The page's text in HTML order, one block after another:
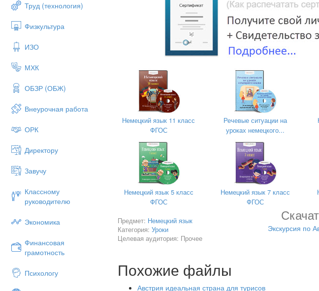
Труд (технология)
Физкультура
ИЗО
МХК
ОБЗР (ОБЖ)
Внеурочная работа
ОРК
Директору
Завучу
Классному
руководителю
Экономика
Финансовая
грамотность
Психологу
3 Österreich hat malerische ……….
b) Wissenschaft
c) Landwirtschaft
4 Viele berühmte ………..lebten hier.
а) die Wiener Staatsoper
b) die Schüler
c) Komponiste
5…………….. ist die Hauptsehenswürdigkeit in Wien.
а) der Stephansdom,
b) das Brandenburger Tor
c) Franz Schubert
6 Der Fluβ Österreichs heißt…………..
а) die Elbe
b) die Donau
7 Wie ist das Klima ?
Немецкий язык 11 класс
ФГОС
Речевые ситуации на
уроках немецкого...
Немецкий язык 5 класс
ФГОС
Немецкий язык 7 класс
ФГОС
Предмет: Немецкий язык
Категория: Уроки
Целевая аудитория: Прочее
Экскурсия по
Похожие файлы
Австрия идеальная страна для турисов